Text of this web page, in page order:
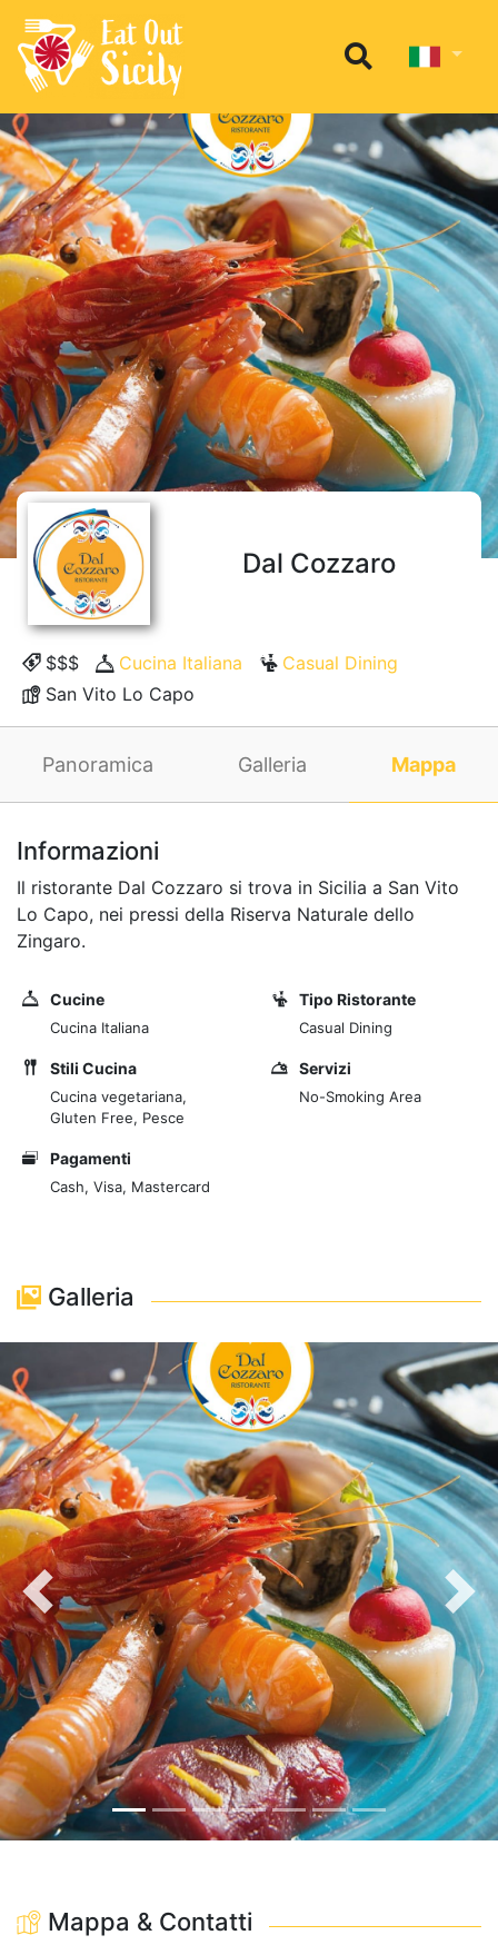
Dal Cozzaro
$$$ Cucina Italiana
Casual Dining
San Vito Lo Capo
Panoramica Galleria Mappa
Informazioni
Il ristorante Dal Cozzaro si trova in Sicilia a San Vito
Lo Capo, nei pressi della Riserva Naturale dello
Zingaro.
Cucine
Cucina Italiana
Tipo Ristorante
Casual Dining
Stili Cucina
Cucina vegetariana,
Gluten Free, Pesce
Servizi
No-Smoking Area
Pagamenti
Cash, Visa, Mastercard
Galleria
Precedente
Mappa & Contatti